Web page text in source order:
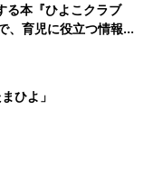
る本『ひよこクラブ
育児に役立つ情報が
ひよ」